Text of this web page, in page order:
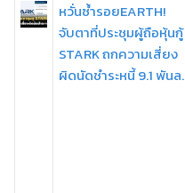
หวั่นซ้ำรอยEARTH!
จับตาที่ประชุมผู้ถือหุ้นกู้
STARK ถกความเสี่ยง
ผิดนัดชำระหนี้ 9.1 พันล.